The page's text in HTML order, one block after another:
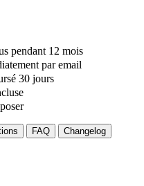
pendant 12 mois
par email
30 jours
FAQ
Changelog